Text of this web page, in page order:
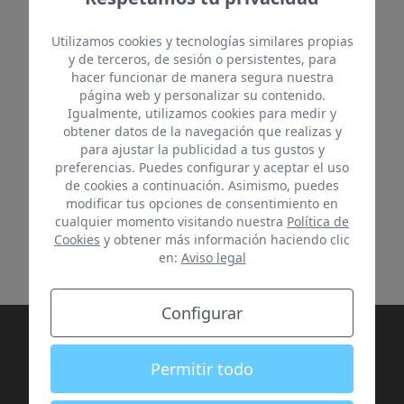
Utilizamos cookies y tecnologías similares propias
y de terceros, de sesión o persistentes, para
hacer funcionar de manera segura nuestra
página web y personalizar su contenido.
Igualmente, utilizamos cookies para medir y
obtener datos de la navegación que realizas y
para ajustar la publicidad a tus gustos y
preferencias. Puedes configurar y aceptar el uso
de cookies a continuación. Asimismo, puedes
modificar tus opciones de consentimiento en
cualquier momento visitando nuestra Política de
Cookies y obtener más información haciendo clic
en: Aviso legal
Configurar
Permitir todo